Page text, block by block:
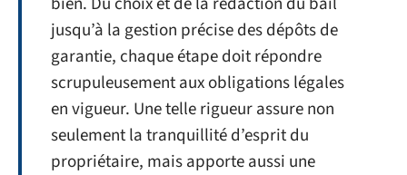
jusqu’à la gestion précise des dépôts de
garantie, chaque étape doit répondre
scrupuleusement aux obligations légales
en vigueur. Une telle rigueur assure non
seulement la tranquillité d’esprit du
propriétaire, mais apporte aussi une